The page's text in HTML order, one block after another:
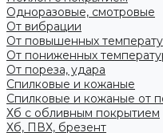
Одноразовые, смотровые
От вибрации
От повышенных
От пониженных
От пореза, удара
Спилковые и кожаные
Спилковые и кожаные от
Хб с обливным покрытием
Хб, ПВХ, брезент